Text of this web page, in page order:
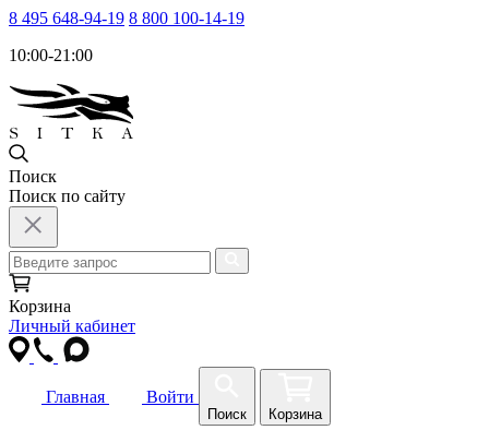
8 495 648-94-19 8 800 100-14-19
10:00-21:00
Поиск
Поиск по сайту
Корзина
Личный кабинет
Главная Войти
Поиск Корзина